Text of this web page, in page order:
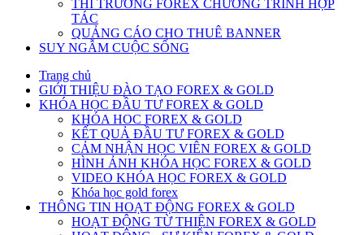
THI TRƯỜNG FOREX CHƯƠNG TRÌNH HỢP
TÁC
QUẢNG CÁO CHO THUÊ BANNER
SUY NGẪM CUỘC SỐNG
Trang chủ
GIỚI THIỆU ĐÀO TẠO FOREX & GOLD
KHÓA HỌC ĐẦU TƯ FOREX & GOLD
KHÓA HOC FOREX & GOLD
KẾT QUẢ ĐẦU TƯ FOREX & GOLD
CẢM NHẬN HỌC VIÊN FOREX & GOLD
HÌNH ẢNH KHÓA HỌC FOREX & GOLD
VIDEO KHÓA HỌC FOREX & GOLD
Khóa học gold forex
THÔNG TIN HOẠT ĐỘNG FOREX & GOLD
HOẠT ĐỘNG TỪ THIỆN FOREX & GOLD